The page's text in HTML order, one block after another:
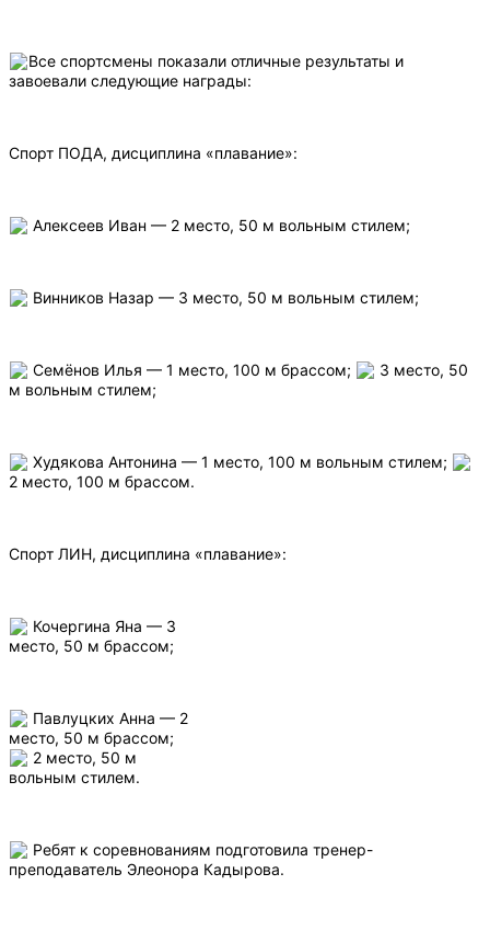
Все спортсмены показали отличные результаты и
завоевали следующие награды:
Спорт ПОДА, дисциплина «плавание»:
Алексеев Иван — 2 место, 50 м вольным стилем;
Винников Назар — 3 место, 50 м вольным стилем;
Семёнов Илья — 1 место, 100 м брассом;
3 место, 50
м вольным стилем;
Худякова Антонина — 1 место, 100 м вольным стилем;
2 место, 100 м брассом.
Спорт ЛИН, дисциплина «плавание»:
Кочергина Яна — 3
место, 50 м брассом;
Павлуцких Анна — 2
место, 50 м брассом;
2 место, 50 м
вольным стилем.
Ребят к соревнованиям подготовила тренер-
преподаватель Элеонора Кадырова.